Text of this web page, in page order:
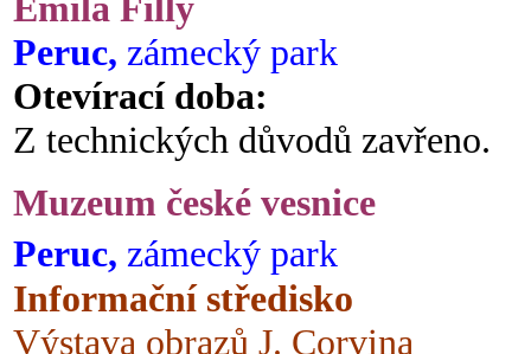
Peruc, zámecký park
Otevírací doba:
Z technických důvodů zavřeno.
Muzeum české vesnice
Peruc, zámecký park
Informační středisko
Výstava obrazů J. Corvina